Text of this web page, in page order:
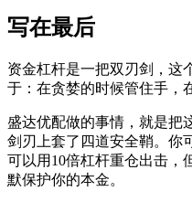
写在最后
资金杠杆是一把双刃剑，这
于：在贪婪的时候管住手，
盛达优配做的事情，就是把
剑刃上套了四道安全鞘。你
可以用10倍杠杆重仓出击，
默保护你的本金。